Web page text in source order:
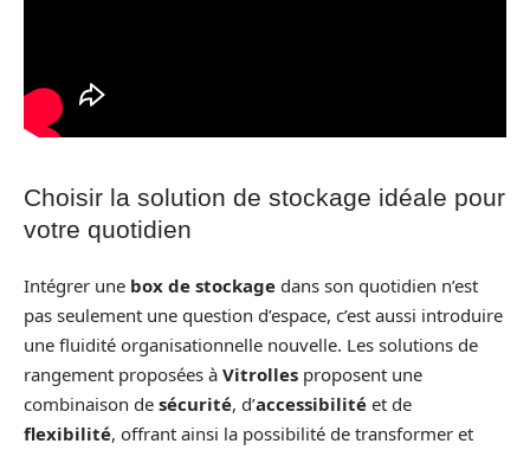
Choisir la solution de stockage idéale pour
votre quotidien
Intégrer une box de stockage dans son quotidien n’est
pas seulement une question d’espace, c’est aussi introduire
une fluidité organisationnelle nouvelle. Les solutions de
rangement proposées à Vitrolles proposent une
combinaison de sécurité, d’accessibilité et de
flexibilité, offrant ainsi la possibilité de transformer et